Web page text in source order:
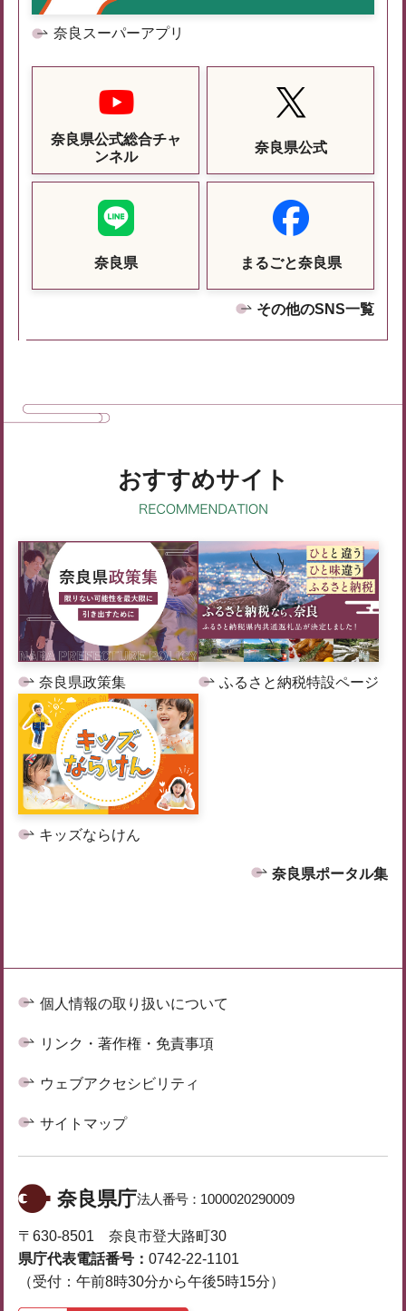
奈良スーパーアプリ
奈良県公式総合チャ
ンネル
奈良県公式
奈良県 まるごと奈良県
その他のSNS一覧
おすすめサイト
奈良県政策集 ふるさと納税特設ページ
キッズならけん
奈良県ポータル集
個人情報の取り扱いについて
リンク・著作権・免責事項
ウェブアクセシビリティ
サイトマップ
奈良県庁法人番号： 1000020290009
〒630-8501 奈良市登大路町30
県庁代表電話番号： 0742-22-1101
（受付：午前8時30分から午後5時15分）